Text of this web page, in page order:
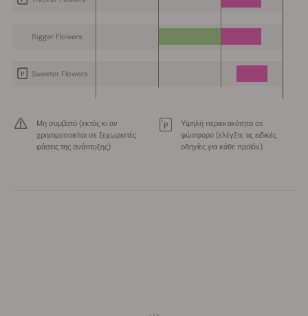
Bigger Flowers
Sweeter Flowers
Μη συμβατό (εκτός κι αν
χρησιμοποιείται σε ξεχωριστές
φάσεις της ανάπτυξης)
Υψηλή περιεκτικότητα σε
φώσφορο (ελέγξτε τις ειδικές
οδηγίες για κάθε προϊόν)